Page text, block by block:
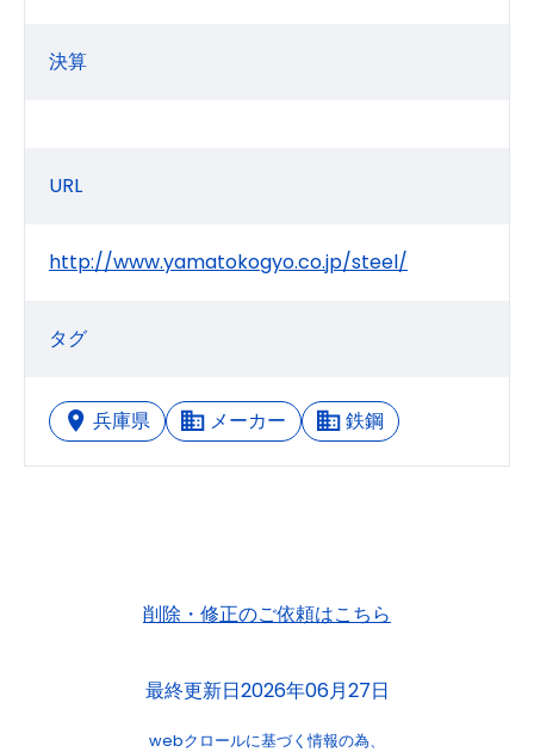
決算
URL
http://www.yamatokogyo.co.jp/steel/
タグ
兵庫県 メーカー 鉄鋼
削除・修正のご依頼はこちら
最終更新日2026年06月27日
webクロールに基づく情報の為、